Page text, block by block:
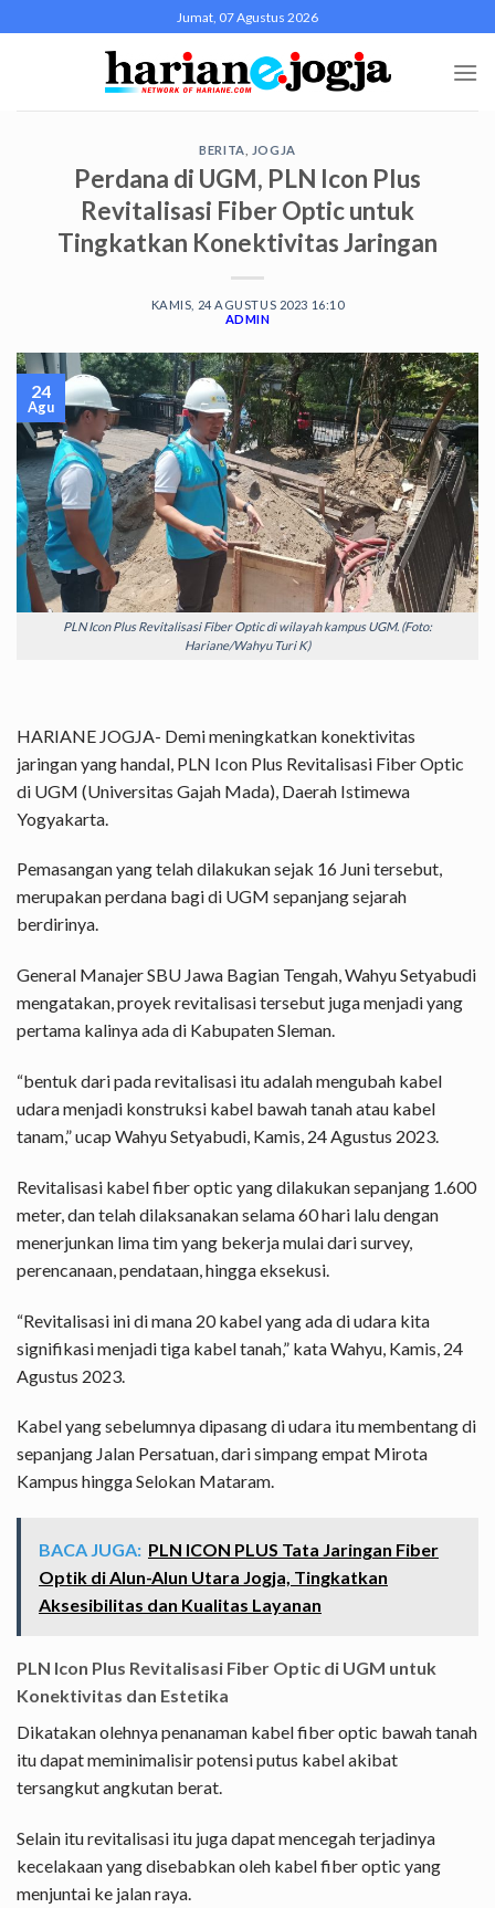
to
Jumat, 07 Agustus 2026
BERITA JOGJA
Perdana di UGM, PLN Icon Plus
Revitalisasi Fiber Optic untuk
Tingkatkan Konektivitas Jaringan
KAMIS, 24 AGUSTUS 2023 16:10
ADMIN
PLN Icon Plus Revitalisasi Fiber Optic di wilayah kampus UGM. (Foto:
Hariane/Wahyu Turi K)
24
Agu
HARIANE JOGJA- Demi meningkatkan konektivitas
jaringan yang handal, PLN Icon Plus Revitalisasi Fiber Optic
di UGM (Universitas Gajah Mada), Daerah Istimewa
Yogyakarta.
Pemasangan yang telah dilakukan sejak 16 Juni tersebut,
merupakan perdana bagi di UGM sepanjang sejarah
berdirinya.
General Manajer SBU Jawa Bagian Tengah, Wahyu Setyabudi
mengatakan, proyek revitalisasi tersebut juga menjadi yang
pertama kalinya ada di Kabupaten Sleman.
“bentuk dari pada revitalisasi itu adalah mengubah kabel
udara menjadi konstruksi kabel bawah tanah atau kabel
tanam,” ucap Wahyu Setyabudi, Kamis, 24 Agustus 2023.
Revitalisasi kabel fiber optic yang dilakukan sepanjang 1.600
meter, dan telah dilaksanakan selama 60 hari lalu dengan
menerjunkan lima tim yang bekerja mulai dari survey,
perencanaan, pendataan, hingga eksekusi.
“Revitalisasi ini di mana 20 kabel yang ada di udara kita
signifikasi menjadi tiga kabel tanah,” kata Wahyu, Kamis, 24
Agustus 2023.
Kabel yang sebelumnya dipasang di udara itu membentang di
sepanjang Jalan Persatuan, dari simpang empat Mirota
Kampus hingga Selokan Mataram.
BACA JUGA: PLN ICON PLUS Tata Jaringan Fiber
Optik di Alun-Alun Utara Jogja, Tingkatkan
Aksesibilitas dan Kualitas Layanan
PLN Icon Plus Revitalisasi Fiber Optic di UGM untuk
Konektivitas dan Estetika
Dikatakan olehnya penanaman kabel fiber optic bawah tanah
itu dapat meminimalisir potensi putus kabel akibat
tersangkut angkutan berat.
Selain itu revitalisasi itu juga dapat mencegah terjadinya
kecelakaan yang disebabkan oleh kabel fiber optic yang
menjuntai ke jalan raya.